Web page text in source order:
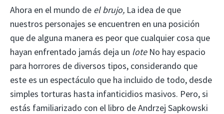
Ahora en el mundo de el brujo, La idea de que
nuestros personajes se encuentren en una posición
que de alguna manera es peor que cualquier cosa que
hayan enfrentado jamás deja un loteNo hay espacio
para horrores de diversos tipos, considerando que
este es un espectáculo que ha incluido de todo, desde
simples torturas hasta infanticidios masivos. Pero, si
estás familiarizado con el libro de Andrzej Sapkowski